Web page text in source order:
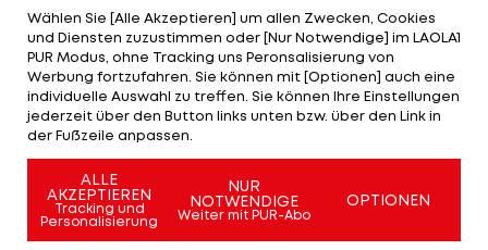
will", erklärt der 66-Jährige. Er gebe jedoch zu
bedenken, dass die Rennserie aktuell "keinen
besonderen Moment erlebt. Wir müssen alle
zusammen auf konstruktive Weise zur besseren
Entwicklung beitragen. Die Formel 1 ist ein
wunderbarer Sport."
Mehr zum Thema
Wählen Sie [Alle Akzeptieren] um allen Zwecken, Cookies
und Diensten zuzustimmen oder [Nur Notwendige] im LAOLA1
PUR Modus, ohne Tracking uns Peronsalisierung von
Werbung fortzufahren. Sie können mit [Optionen] auch eine
individuelle Auswahl zu treffen. Sie können Ihre Einstellungen
jederzeit über den Button links unten bzw. über den Link in
der Fußzeile anpassen.
ALLE
AKZEPTIEREN
Tracking und
Personalisierung
NUR
NOTWENDIGE
Weiter mit PUR-Abo
OPTIONEN